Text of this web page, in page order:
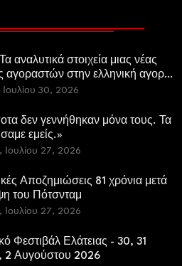
αναλυτικά στοιχεία μιας νέας
αγοραστών στην ελληνική αγορά
κατοικιών
Ιουλίου 30, 2026
δεν γεννήθηκαν μόνα τους. Τα
εμείς.»
Ιουλίου 27, 2026
Αποζημιώσεις 81 χρόνια μετά
του Πότσνταμ
Ιουλίου 27, 2026
Φεστιβάλ Ελάτειας - 30, 31
2 Αυγούστου 2026